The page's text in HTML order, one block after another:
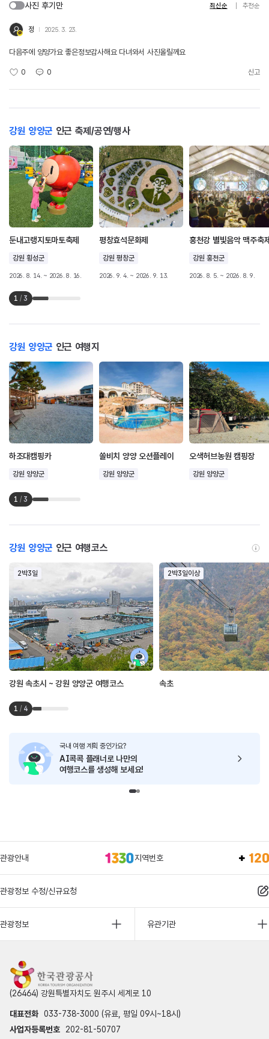
사진 후기만 최신순 추천순
정 2025. 3. 23.
다음주에 양양가요 좋은정보감사해요 다녀와서 사진올릴께요
0 0 신고
강원 양양군 인근 축제/공연/행사
둔내고랭지토마토축제
강원 횡성군
2026. 8. 14. ~ 2026. 8. 16.
평창효석문화제
강원 평창군
2026. 9. 4. ~ 2026. 9. 13.
홍천강 별빛음악 맥주축
강원 홍천군
2026. 8. 5. ~ 2026. 8. 9.
1 / 3
강원 양양군 인근 여행지
하조대캠핑카
강원 양양군
쏠비치 양양 오션플레이
강원 양양군
오색허브농원 캠핑장
강원 양양군
1 / 3
강원 양양군 인근 여행코스
2박3일
강원 속초시 ~ 강원 양양군 여행코스
2박3일이상
속초
1 / 4
국내 여행 계획 중인가요?
AI콕콕 플래너로 나만의
여행코스를 생성해 보세요!
관광안내 지역번호
관광정보 수정/신규요청
관광정보 유관기관
(26464) 강원특별자치도 원주시 세계로 10
대표전화 033-738-3000 (유료, 평일 09시~18시)
사업자등록번호 202-81-50707